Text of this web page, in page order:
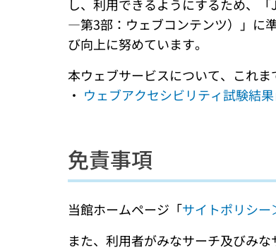
し、利用できるようにするため、
―第3部：ウェブコンテンツ）」に
び向上に努めています。
本ウェブサービスについて、これ
・ ウェブアクセシビリティ試験結果
免責事項
当館ホームページ「サイトポリシー
また、利用者がみなサーチ及びみ